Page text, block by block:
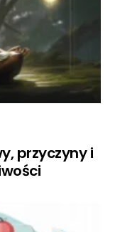
przyczyny i